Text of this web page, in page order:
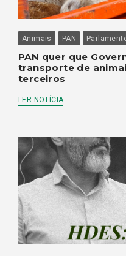
Animais PAN
PAN quer que
transporte de
terceiros
LER NOTÍCIA